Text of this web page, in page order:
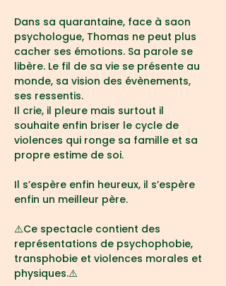
Dans sa quarantaine, face à saon
psychologue, Thomas ne peut plus
cacher ses émotions. Sa parole se
libère. Le fil de sa vie se présente au
monde, sa vision des évènements,
ses ressentis.
Il crie, il pleure mais surtout il
souhaite enfin briser le cycle de
violences qui ronge sa famille et sa
propre estime de soi.
Il s’espère enfin heureux, il s’espère
enfin un meilleur père.
⚠️Ce spectacle contient des
représentations de psychophobie,
transphobie et violences morales et
physiques.⚠️